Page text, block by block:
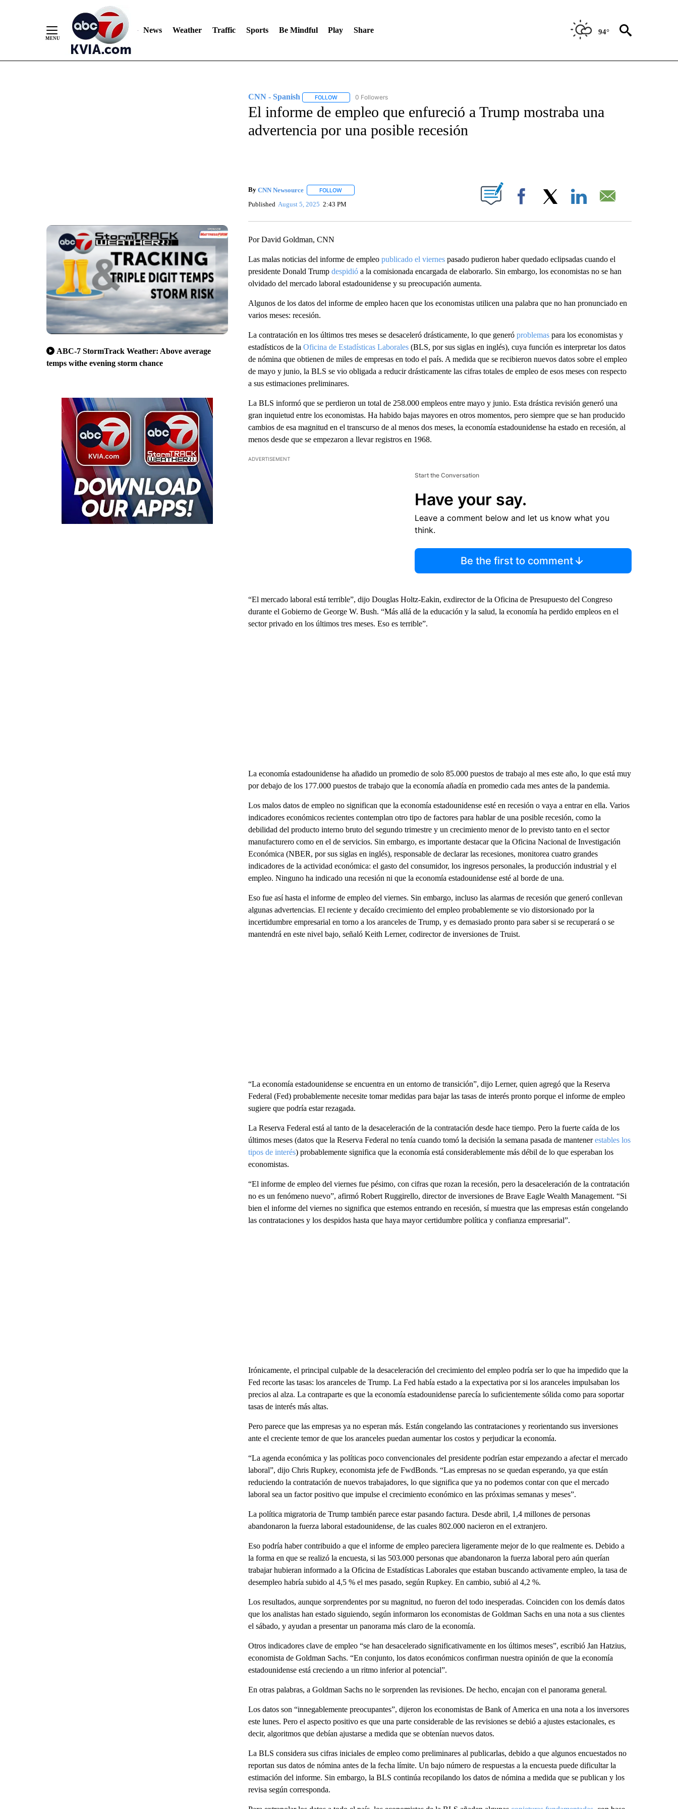
News Weather Traffic Sports Be Mindful Play Share 94°
ABC-7 StormTrack Weather: Above average
temps withe evening storm chance
CNN - Spanish FOLLOWFOLLOW "CNN - SPANISH" TO RECEIVE NOTIFICATIONS ABOUT NEW PAGES ON "CNN - SPANISH".
0 Followers
El informe de empleo que enfureció a Trump mostraba una
advertencia por una posible recesión
By CNN Newsource FOLLOWFOLLOW "" TO RECEIVE NOTIFICATIONS ABOUT NEW PAGES ON "".
Published August 5, 2025 2:43 PM Facebook
Por David Goldman, CNN
Las malas noticias del informe de empleo publicado el viernespasado pudieron haber quedado eclipsadas cuando el
presidente Donald Trump despidió a la comisionada encargada de elaborarlo. Sin embargo, los economistas no se han
olvidado del mercado laboral estadounidense y su preocupación aumenta.
Algunos de los datos del informe de empleo hacen que los economistas utilicen una palabra que no han pronunciado en
varios meses: recesión.
La contratación en los últimos tres meses se desaceleró drásticamente, lo que generó problemaspara los economistas y
estadísticos de la Oficina de Estadísticas Laborales(BLS, por sus siglas en inglés), cuya función es interpretar los datos
de nómina que obtienen de miles de empresas en todo el país. A medida que se recibieron nuevos datos sobre el empleo
de mayo y junio, la BLS se vio obligada a reducir drásticamente las cifras totales de empleo de esos meses con respecto
a sus estimaciones preliminares.
La BLS informó que se perdieron un total de 258.000 empleos entre mayo y junio. Esta drástica revisión generó una
gran inquietud entre los economistas. Ha habido bajas mayores en otros momentos, pero siempre que se han producido
cambios de esa magnitud en el transcurso de al menos dos meses, la economía estadounidense ha estado en recesión, al
menos desde que se empezaron a llevar registros en 1968.
ADVERTISEMENT
Start the Conversation
Have your say.
Leave a comment below and let us know what you
think.
Be the first to comment
“El mercado laboral está terrible”, dijo Douglas Holtz-Eakin, exdirector de la Oficina de Presupuesto del Congreso
durante el Gobierno de George W. Bush. “Más allá de la educación y la salud, la economía ha perdido empleos en el
sector privado en los últimos tres meses. Eso es terrible”.
La economía estadounidense ha añadido un promedio de solo 85.000 puestos de trabajo al mes este año, lo que está muy
por debajo de los 177.000 puestos de trabajo que la economía añadía en promedio cada mes antes de la pandemia.
Los malos datos de empleo no significan que la economía estadounidense esté en recesión o vaya a entrar en ella. Varios
indicadores económicos recientes contemplan otro tipo de factores para hablar de una posible recesión, como la
debilidad del producto interno bruto del segundo trimestre y un crecimiento menor de lo previsto tanto en el sector
manufacturero como en el de servicios. Sin embargo, es importante destacar que la Oficina Nacional de Investigación
Económica (NBER, por sus siglas en inglés), responsable de declarar las recesiones, monitorea cuatro grandes
indicadores de la actividad económica: el gasto del consumidor, los ingresos personales, la producción industrial y el
empleo. Ninguno ha indicado una recesión ni que la economía estadounidense esté al borde de una.
Eso fue así hasta el informe de empleo del viernes. Sin embargo, incluso las alarmas de recesión que generó conllevan
algunas advertencias. El reciente y decaído crecimiento del empleo probablemente se vio distorsionado por la
incertidumbre empresarial en torno a los aranceles de Trump, y es demasiado pronto para saber si se recuperará o se
mantendrá en este nivel bajo, señaló Keith Lerner, codirector de inversiones de Truist.
“La economía estadounidense se encuentra en un entorno de transición”, dijo Lerner, quien agregó que la Reserva
Federal (Fed) probablemente necesite tomar medidas para bajar las tasas de interés pronto porque el informe de empleo
sugiere que podría estar rezagada.
La Reserva Federal está al tanto de la desaceleración de la contratación desde hace tiempo. Pero la fuerte caída de los
últimos meses (datos que la Reserva Federal no tenía cuando tomó la decisión la semana pasada de mantenerestables los
tipos de interés) probablemente significa que la economía está considerablemente más débil de lo que esperaban los
economistas.
“El informe de empleo del viernes fue pésimo, con cifras que rozan la recesión, pero la desaceleración de la contratación
no es un fenómeno nuevo”, afirmó Robert Ruggirello, director de inversiones de Brave Eagle Wealth Management. “Si
bien el informe del viernes no significa que estemos entrando en recesión, sí muestra que las empresas están congelando
las contrataciones y los despidos hasta que haya mayor certidumbre política y confianza empresarial”.
Irónicamente, el principal culpable de la desaceleración del crecimiento del empleo podría ser lo que ha impedido que la
Fed recorte las tasas: los aranceles de Trump. La Fed había estado a la expectativa por si los aranceles impulsaban los
precios al alza. La contraparte es que la economía estadounidense parecía lo suficientemente sólida como para soportar
tasas de interés más altas.
Pero parece que las empresas ya no esperan más. Están congelando las contrataciones y reorientando sus inversiones
ante el creciente temor de que los aranceles puedan aumentar los costos y perjudicar la economía.
“La agenda económica y las políticas poco convencionales del presidente podrían estar empezando a afectar el mercado
laboral”, dijo Chris Rupkey, economista jefe de FwdBonds. “Las empresas no se quedan esperando, ya que están
reduciendo la contratación de nuevos trabajadores, lo que significa que ya no podemos contar con que el mercado
laboral sea un factor positivo que impulse el crecimiento económico en las próximas semanas y meses”.
La política migratoria de Trump también parece estar pasando factura. Desde abril, 1,4 millones de personas
abandonaron la fuerza laboral estadounidense, de las cuales 802.000 nacieron en el extranjero.
Eso podría haber contribuido a que el informe de empleo pareciera ligeramente mejor de lo que realmente es. Debido a
la forma en que se realizó la encuesta, si las 503.000 personas que abandonaron la fuerza laboral pero aún querían
trabajar hubieran informado a la Oficina de Estadísticas Laborales que estaban buscando activamente empleo, la tasa de
desempleo habría subido al 4,5 % el mes pasado, según Rupkey. En cambio, subió al 4,2 %.
Los resultados, aunque sorprendentes por su magnitud, no fueron del todo inesperadas. Coinciden con los demás datos
que los analistas han estado siguiendo, según informaron los economistas de Goldman Sachs en una nota a sus clientes
el sábado, y ayudan a presentar un panorama más claro de la economía.
Otros indicadores clave de empleo “se han desacelerado significativamente en los últimos meses”, escribió Jan Hatzius,
economista de Goldman Sachs. “En conjunto, los datos económicos confirman nuestra opinión de que la economía
estadounidense está creciendo a un ritmo inferior al potencial”.
En otras palabras, a Goldman Sachs no le sorprenden las revisiones. De hecho, encajan con el panorama general.
Los datos son “innegablemente preocupantes”, dijeron los economistas de Bank of America en una nota a los inversores
este lunes. Pero el aspecto positivo es que una parte considerable de las revisiones se debió a ajustes estacionales, es
decir, algoritmos que debían ajustarse a medida que se obtenían nuevos datos.
La BLS considera sus cifras iniciales de empleo como preliminares al publicarlas, debido a que algunos encuestados no
reportan sus datos de nómina antes de la fecha límite. Un bajo número de respuestas a la encuesta puede dificultar la
estimación del informe. Sin embargo, la BLS continúa recopilando los datos de nómina a medida que se publican y los
revisa según corresponda.